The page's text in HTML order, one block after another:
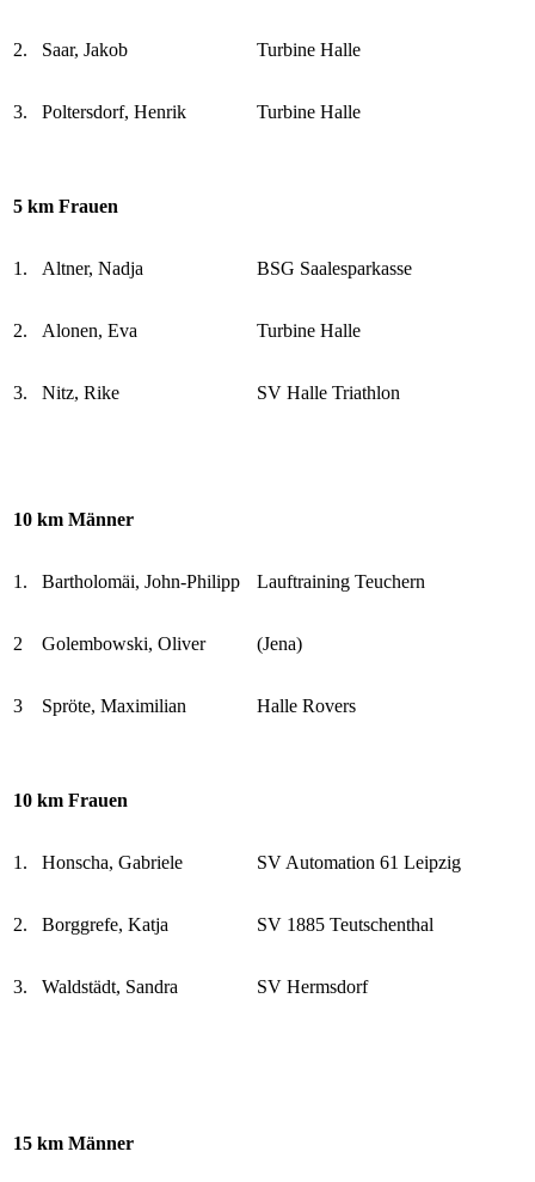
2. Saar, Jakob Turbine Halle
3. Poltersdorf, Henrik Turbine Halle
5 km Frauen
1. Altner, Nadja BSG Saalesparkasse
2. Alonen, Eva Turbine Halle
3. Nitz, Rike SV Halle Triathlon
10 km Männer
1. Bartholomäi, John-Philipp Lauftraining Teuchern
2 Golembowski, Oliver (Jena)
3 Spröte, Maximilian Halle Rovers
10 km Frauen
1. Honscha, Gabriele SV Automation 61 Leipzig
2. Borggrefe, Katja SV 1885 Teutschenthal
3. Waldstädt, Sandra SV Hermsdorf
15 km Männer